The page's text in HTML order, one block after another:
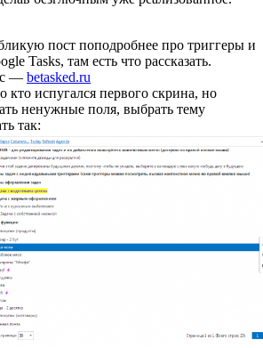
пост поподробнее про триггеры и
Tasks, там есть что рассказать.
— betasked.ru
испугался первого скрина, но
ненужные поля, выбрать тему
так: